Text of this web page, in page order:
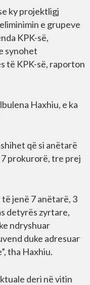
ky projektligj
e grupeve
KPK-së,
synohet
të KPK-së, raporton
Haxhiu, e ka
që si anëtarë
prokurorë, tre prej
jenë 7 anëtarë, 3
detyrës zyrtare,
ndryshuar
duke adresuar
tha Haxhiu.
deri në vitin